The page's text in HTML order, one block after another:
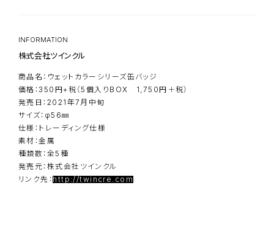
NAVIGATION
TOP
NEWS
ON AIR
STAFF/CAST
WORLD
STORY
INFORMATION
株式会社ツインクル
商品名：ウェットカラーシリーズ缶バッジ
価格：350円+税（5個入りBOX 1,750円＋税）
発売日：2021年7月中旬
サイズ：φ56㎜
仕様：トレーディング仕様
素材：金属
種類数：全5種
発売元：株式会社ツインクル
リンク先： http://twincre.com